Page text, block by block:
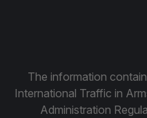
The information
International Traffic in
Administration